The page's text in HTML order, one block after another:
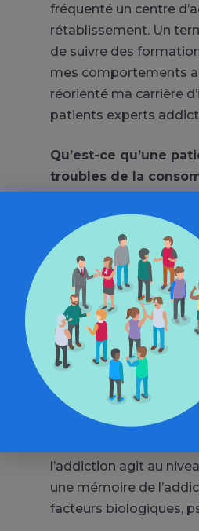
fréquenté un centre
rétablissement. Un
de suivre des
mes comportements
réorienté ma carrière
patients experts
Qu’est-ce qu’une
troubles de la
En tant que patients
mettant en avant ce
nous. De nos
pourra utiliser,
différencie un patient
l’addiction, à
à partager des outils
Quelles sont les
personne addict à
l’addiction agit au
une mémoire de
facteurs biologiques,